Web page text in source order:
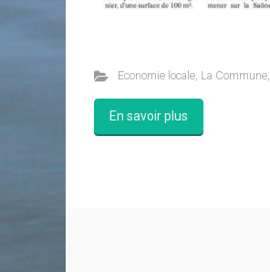
Economie locale, La Commune,
En savoir plus